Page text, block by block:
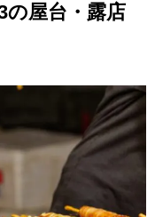
の屋台・露店